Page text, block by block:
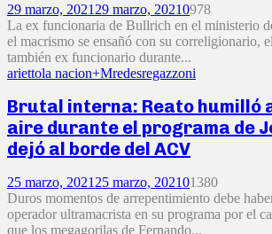
29 marzo, 2021 29 marzo, 20210978
La ex funcionaria de Bullrich en el ministerio
el macrismo se ensañó con su correligionario,
también ex funcionario durante...
ariettola nacion+Mredesregazzoni
Brutal interna: Reato humilló
aire durante el programa de
dejó al borde del ACV
25 marzo, 2021 25 marzo, 202101380
Duros momentos de arrepentimiento debe
operador ultramacrista en su programa por el
que los megagorilas de Fernando...